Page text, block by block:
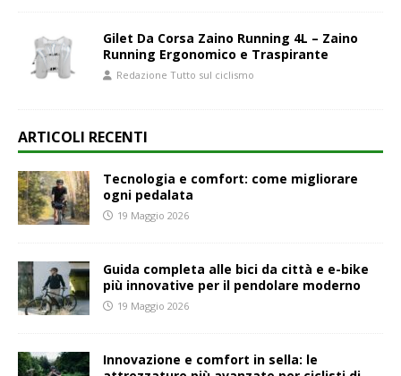
Gilet Da Corsa Zaino Running 4L – Zaino
Running Ergonomico e Traspirante
Redazione Tutto sul ciclismo
ARTICOLI RECENTI
Tecnologia e comfort: come migliorare
ogni pedalata
19 Maggio 2026
Guida completa alle bici da città e e-bike
più innovative per il pendolare moderno
19 Maggio 2026
Innovazione e comfort in sella: le